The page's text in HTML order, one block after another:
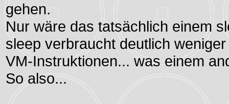
gehen.
Nur wäre das tatsächlich einem
sleep verbraucht deutlich weniger
VM-Instruktionen... was einem
So also...